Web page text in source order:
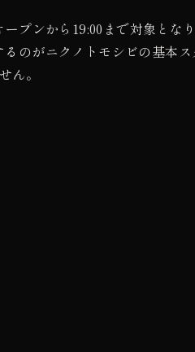
ープンから19:00まで対象とな
のがニクノトモシビの基本
ん。